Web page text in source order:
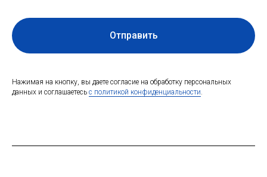
Отправить
Нажимая на кнопку, вы даете согласие на обработку персональных
данных и соглашаетесь c политикой конфиденциальности